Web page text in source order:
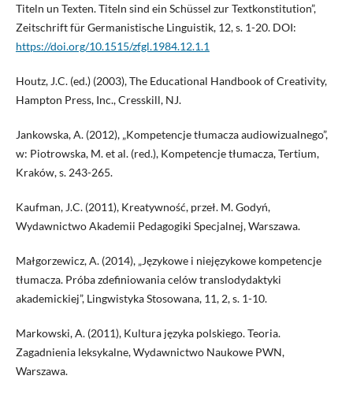
Titeln un Texten. Titeln sind ein Schüssel zur Textkonstitution”,
Zeitschrift für Germanistische Linguistik, 12, s. 1-20. DOI:
https://doi.org/10.1515/zfgl.1984.12.1.1
Houtz, J.C. (ed.) (2003), The Educational Handbook of Creativity,
Hampton Press, Inc., Cresskill, NJ.
Jankowska, A. (2012), „Kompetencje tłumacza audiowizualnego”,
w: Piotrowska, M. et al. (red.), Kompetencje tłumacza, Tertium,
Kraków, s. 243-265.
Kaufman, J.C. (2011), Kreatywność, przeł. M. Godyń,
Wydawnictwo Akademii Pedagogiki Specjalnej, Warszawa.
Małgorzewicz, A. (2014), „Językowe i niejęzykowe kompetencje
tłumacza. Próba zdefiniowania celów translodydaktyki
akademickiej”, Lingwistyka Stosowana, 11, 2, s. 1-10.
Markowski, A. (2011), Kultura języka polskiego. Teoria.
Zagadnienia leksykalne, Wydawnictwo Naukowe PWN,
Warszawa.